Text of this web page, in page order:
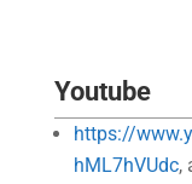
Youtube
https://
hML7hVUdc,